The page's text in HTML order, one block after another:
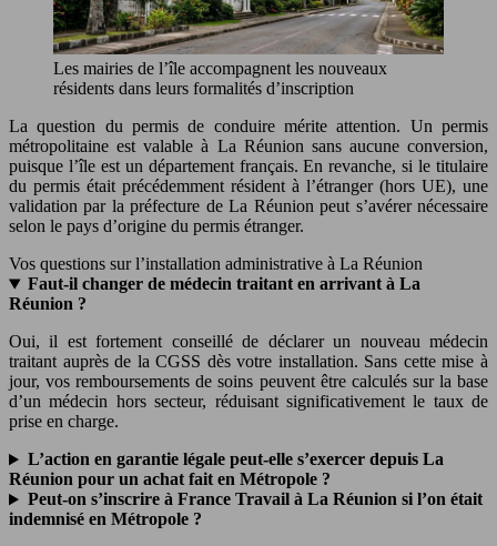
Les mairies de l’île accompagnent les nouveaux
résidents dans leurs formalités d’inscription
La question du permis de conduire mérite attention. Un permis
métropolitaine est valable à La Réunion sans aucune conversion,
puisque l’île est un département français. En revanche, si le titulaire
du permis était précédemment résident à l’étranger (hors UE), une
validation par la préfecture de La Réunion peut s’avérer nécessaire
selon le pays d’origine du permis étranger.
Vos questions sur l’installation administrative à La Réunion
Faut-il changer de médecin traitant en arrivant à La
Réunion ?
Oui, il est fortement conseillé de déclarer un nouveau médecin
traitant auprès de la CGSS dès votre installation. Sans cette mise à
jour, vos remboursements de soins peuvent être calculés sur la base
d’un médecin hors secteur, réduisant significativement le taux de
prise en charge.
L’action en garantie légale peut-elle s’exercer depuis La
Réunion pour un achat fait en Métropole ?
Peut-on s’inscrire à France Travail à La Réunion si l’on était
indemnisé en Métropole ?